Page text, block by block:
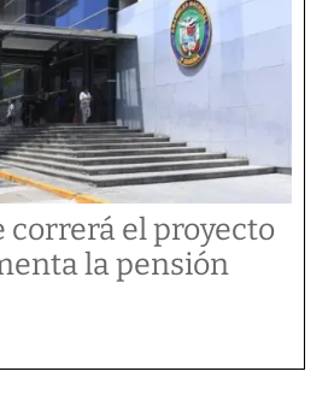
correrá el proyecto
la pensión